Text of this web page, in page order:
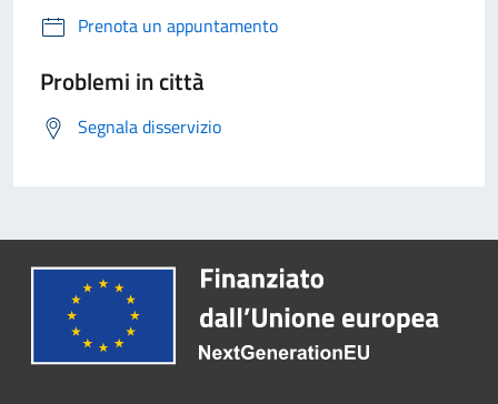
Prenota un appuntamento
Problemi in città
Segnala disservizio